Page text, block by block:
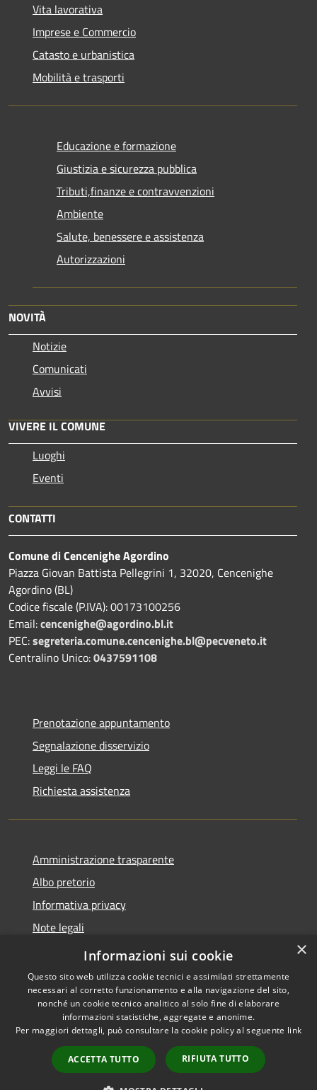
Vita lavorativa
Imprese e Commercio
Catasto e urbanistica
Mobilità e trasporti
Educazione e formazione
Giustizia e sicurezza pubblica
Tributi,finanze e contravvenzioni
Ambiente
Salute, benessere e assistenza
Autorizzazioni
NOVITÀ
Notizie
Comunicati
Avvisi
VIVERE IL COMUNE
Luoghi
Eventi
CONTATTI
Comune di Cencenighe Agordino
Piazza Giovan Battista Pellegrini 1, 32020, Cencenighe
Agordino (BL)
Codice fiscale (P.IVA): 00173100256
Email:cencenighe@agordino.bl.it
PEC:segreteria.comune.cencenighe.bl@pecveneto.it
Centralino Unico:0437591108
Prenotazione appuntamento
Segnalazione disservizio
Leggi le FAQ
Richiesta assistenza
Amministrazione trasparente
Albo pretorio
Informativa privacy
Note legali
Dichiarazione di accessibilità
Accessibilità
Copyright © 2026 • Comune di
Cencenighe Agordino •
Powered byMunicipium
Accesso redazione
×
Informazioni sui cookie
Questo sito web utilizza cookie tecnici e assimilati strettamente
necessari al corretto funzionamento e alla navigazione del sito,
nonché un cookie tecnico analitico al solo fine di elaborare
informazioni statistiche, aggregate e anonime.
Per maggiori dettagli, può consultare la cookie policy al seguente link
ACCETTA TUTTO RIFIUTA TUTTO